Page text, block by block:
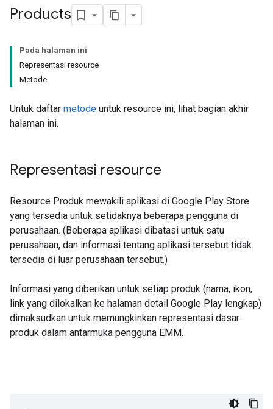
Products
Pada halaman ini
Representasi resource
Metode
Untuk daftar metode untuk resource ini, lihat bagian akhir
halaman ini.
Representasi resource
Resource Produk mewakili aplikasi di Google Play Store
yang tersedia untuk setidaknya beberapa pengguna di
perusahaan. (Beberapa aplikasi dibatasi untuk satu
perusahaan, dan informasi tentang aplikasi tersebut tidak
tersedia di luar perusahaan tersebut.)
Informasi yang diberikan untuk setiap produk (nama, ikon,
link yang dilokalkan ke halaman detail Google Play lengkap)
dimaksudkan untuk memungkinkan representasi dasar
produk dalam antarmuka pengguna EMM.